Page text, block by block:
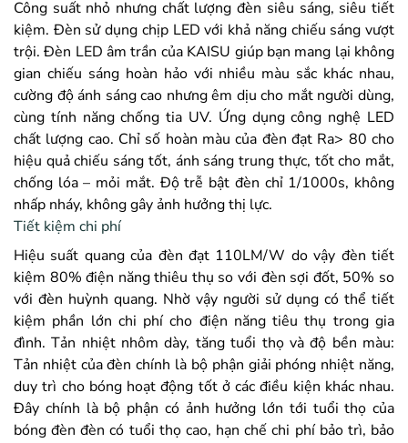
Công suất nhỏ nhưng chất lượng đèn siêu sáng, siêu tiết
kiệm. Đèn sử dụng chịp LED với khả năng chiếu sáng vượt
trội. Đèn LED âm trần của KAISU giúp bạn mang lại không
gian chiếu sáng hoàn hảo với nhiều màu sắc khác nhau,
cường độ ánh sáng cao nhưng êm dịu cho mắt người dùng,
cùng tính năng chống tia UV. Ứng dụng công nghệ LED
chất lượng cao. Chỉ số hoàn màu của đèn đạt Ra> 80 cho
hiệu quả chiếu sáng tốt, ánh sáng trung thực, tốt cho mắt,
chống lóa – mỏi mắt. Độ trễ bật đèn chỉ 1/1000s, không
nhấp nháy, không gây ảnh hưởng thị lực.
Tiết kiệm chi phí
Hiệu suất quang của đèn đạt 110LM/W do vậy đèn tiết
kiệm 80% điện năng thiêu thụ so với đèn sợi đốt, 50% so
với đèn huỳnh quang. Nhờ vậy người sử dụng có thể tiết
kiệm phần lớn chi phí cho điện năng tiêu thụ trong gia
đình. Tản nhiệt nhôm dày, tăng tuổi thọ và độ bền màu:
Tản nhiệt của đèn chính là bộ phận giải phóng nhiệt năng,
duy trì cho bóng hoạt động tốt ở các điều kiện khác nhau.
Đây chính là bộ phận có ảnh hưởng lớn tới tuổi thọ của
bóng đèn đèn có tuổi thọ cao, hạn chế chi phí bảo trì, bảo